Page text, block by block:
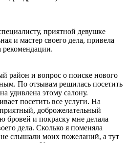
приятной девушке
и мастер своего дела, привела
рекомендации.
район и вопрос о поиске нового
По отзывам решилась посетить
удивлена этому салону.
посетить все услуги. На
доброжелательный
бровей и покраску мне делала
дела. Сколько я поменяла
не слышали моих пожеланий, а тут